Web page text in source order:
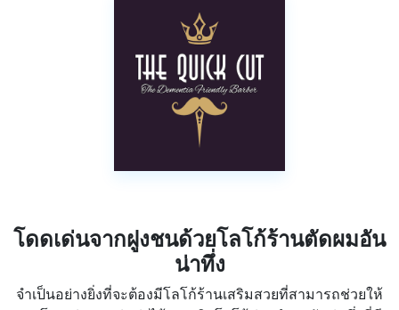
โดดเด่นจากฝูงชนด้วยโลโก้ร้านตัดผมอัน
น่าทึ่ง
จำเป็นอย่างยิ่งที่จะต้องมีโลโก้ร้านเสริมสวยที่สามารถช่วยให้